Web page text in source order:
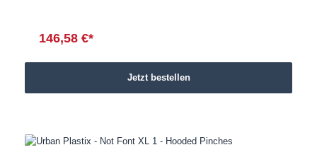
146,58 €*
Jetzt bestellen